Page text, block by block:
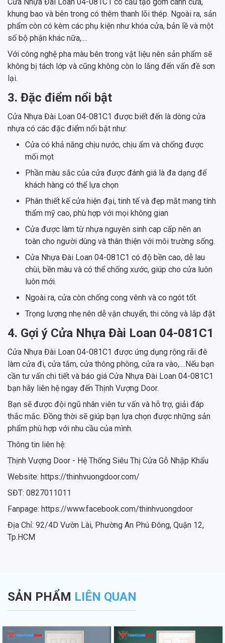
khung bao và bên trong có thêm thanh lõi thép. Ngoài ra, sản
phẩm còn có kèm các phụ kiện như khóa cửa, bản lề và một
số bộ phận khác nữa,....
Với công nghệ pha màu bên trong vật liệu nên sản phẩm sẽ
không bị tách lớp và cũng không còn lo lắng đến vấn đề sơn
lại.
3. Đặc điểm nổi bật
Cửa Nhựa Đài Loan 04-081C1 được biết đến là dòng cửa
nhựa có các đặc điểm nổi bật như:
Cửa có khả năng chịu nước, chịu ẩm và chống được
mối mọt
Phần màu sắc của cửa được đánh giá là đa dạng để
khách hàng có thể lựa chọn
Phân thiết kế cửa hiện đại, tinh tế và đẹp mắt mang tính
thẩm mỹ cao, phù hợp với mọi không gian
Cửa được làm từ nhựa nguyên sinh cap cấp nên an
toàn cho người dùng và thân thiện với môi trường sống.
Cửa Nhựa Đài Loan 04-081C1 có độ bền cao, dễ lau
chùi, bền màu và có thể chống xước, giúp cho cửa luôn
luôn mới.
Ngoài ra, cửa còn chống cong vênh và co ngót tốt.
Trọng lượng nhẹ nên dễ vận chuyển, thi công và lắp đặt
4. Gợi ý Cửa Nhựa Đài Loan 04-081C1
Cửa Nhựa Đài Loan 04-081C1 được ứng dụng rộng rãi đê
làm cửa đi, cửa tắm, cửa thông phòng, cửa ra vào,....Nếu bạn
cần tư vấn chi tiết và báo giá Cửa Nhựa Đài Loan 04-081C1
bạn hãy liên hệ ngay đến Thịnh Vượng Door.
Bạn sẽ được đội ngũ nhân viên tư vấn và hỗ trợ, giải đáp
thắc mắc. Đồng thời sẽ giúp bạn lựa chọn được những sản
phẩm phù hợp với nhu cầu của mình.
Thông tin liên hệ:
Thịnh Vượng Door - Hệ Thống Siêu Thị Cửa Gỗ Nhập Khẩu
Website: https://thinhvuongdoor.com/
SĐT: 0827011011
Fanpage: https://www.facebook.com/thinhvuongdoor
Địa Chỉ: 92/4D Vườn Lài, Phường An Phú Đông, Quận 12,
Tp.HCM
SẢN PHẨM LIÊN QUAN